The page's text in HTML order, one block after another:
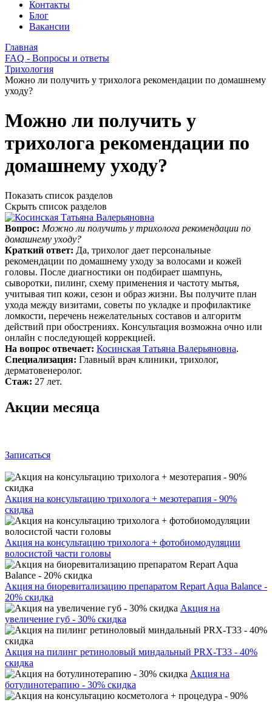
Контакты
Блог
Вакансии
Главная
FAQ - Вопросы и ответы
Трихология
Можно ли получить у трихолога рекомендации по домашнему
уходу?
Можно ли получить у
трихолога рекомендации по
домашнему уходу?
Показать список разделов
Скрыть список разделов
Вопрос: Можно ли получить у трихолога рекомендации по
домашнему уходу?
Краткий ответ: Да, трихолог дает персональные
рекомендации по домашнему уходу за волосами и кожей
головы. После диагностики он подбирает шампунь,
сыворотки, пилинг, схему применения и частоту мытья,
учитывая тип кожи, сезон и образ жизни. Вы получите план
ухода между визитами, советы по укладке и профилактике
ломкости, перечень нежелательных составов и алгоритм
действий при обострениях. Консультация возможна очно или
онлайн с последующей коррекцией.
На вопрос отвечает: Косинская Татьяна Валерьяновна.
Специализация: Главный врач клиники, трихолог,
дерматовенеролог.
Стаж: 27 лет.
Акции месяца
Записаться
Акция на консультацию трихолога + мезотерапия - 90%
скидка
Акция на консультацию трихолога + фотобиомодуляции
волосистой части головы
Акция на биоревитализацию препаратом Repart Aqua Balance -
20% скидка
Акция на
увеличение губ - 30% скидка
Акция на пилинг ретиноловый миндальный PRX-T33 - 40%
скидка
Акция на
ботулинотерапию - 30% скидка